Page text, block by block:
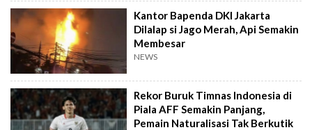
Kantor Bapenda DKI Jakarta
Dilalap si Jago Merah, Api Semakin
Membesar
NEWS
Rekor Buruk Timnas Indonesia di
Piala AFF Semakin Panjang,
Pemain Naturalisasi Tak Berkutik